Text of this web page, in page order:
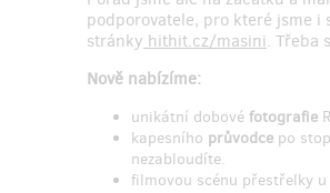
podporovatele, pro které jsme i
stránky hithit.cz/masini. Třeba
Nově nabízíme:
unikátní dobové fotografie
kapesního průvodce po
nezabloudíte.
filmovou scénu přestřelky